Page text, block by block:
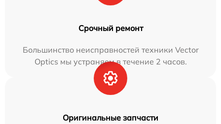
Срочный ремонт
Большинство неисправностей техники Vector
Optics мы устраняем в течение 2 часов.
Оригинальные запчасти